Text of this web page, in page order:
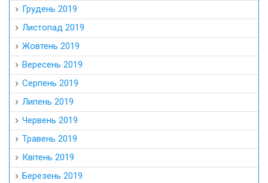
Грудень 2019
Листопад 2019
Жовтень 2019
Вересень 2019
Серпень 2019
Липень 2019
Червень 2019
Травень 2019
Квітень 2019
Березень 2019